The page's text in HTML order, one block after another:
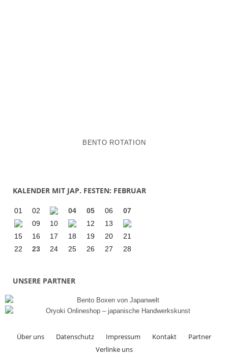
BENTO ROTATION
KALENDER MIT JAP. FESTEN: FEBRUAR
01 02 04 05 06
07
09
10 12
13
15
16 17 18 19 20
21
22
23 24 25 26 27 28
UNSERE PARTNER
Über uns Datenschutz Impressum Kontakt
Partner
Verlinke uns